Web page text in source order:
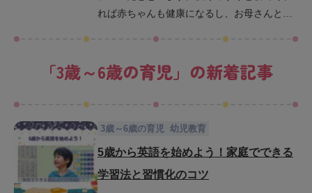
か？」と心配になる親御さんもいらっしゃる
ちゃんのいびき」について、いびきが始まる
や対応法などを説明していきます。こちらを
れば赤ちゃんも健康になるし、お母さんとし
り、寝てもすぐに起きてしまったりと、ほと
んどのパパママにとっての悩みのタネだと思
います。 こちらのコラムでは、赤ちゃんが快
装や寝室の環境などについて解説していきま
す。どうしても寝てくれない日や、夜泣きを
する日はあるものですが、なるべく快適な環
「3歳～6歳の育児」の新着記事
3歳～6歳の育児 幼児教育
5歳から英語を始めよう！家庭でできる
学習法と習慣化のコツ